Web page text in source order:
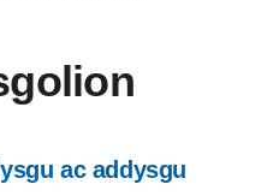
ac addysgu